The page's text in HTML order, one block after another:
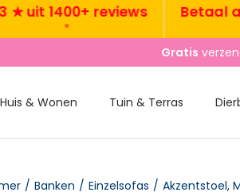
1400+ reviews Betaal
Gratis
Huis & Wonen Tuin & Terras
/ Banken / Einzelsofas /